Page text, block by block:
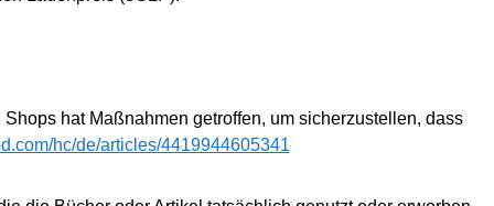
hat Maßnahmen getroffen, um sicherzustellen, dass
hc/de/articles/4419944605341